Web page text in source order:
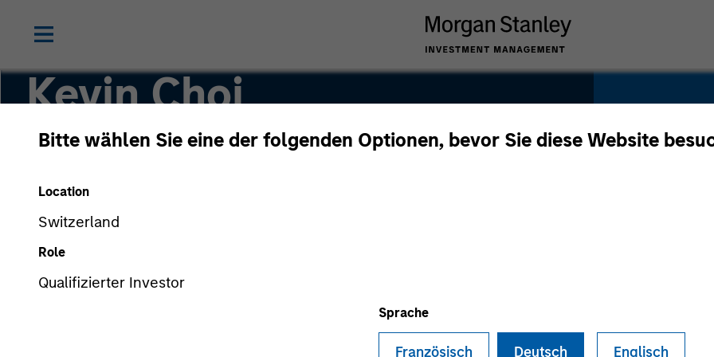
Bitte wählen Sie eine der folgenden Optionen, bevor Sie diese Website
Location
Switzerland
Role
Qualifizierter Investor
Sprache
Französisch Deutsch Englisch
Kevin Choi
Executive Director 14 Years